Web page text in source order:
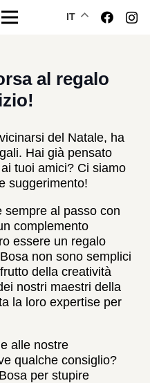
IT
al regalo
del Natale, ha
Hai già pensato
tuoi amici? Ci siamo
suggerimento!
sempre al passo con
complemento
essere un regalo
non sono semplici
della creatività
nostri maestri della
la loro expertise per
alle nostre
qualche consiglio?
per stupire